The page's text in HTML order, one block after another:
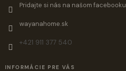
Pridajte si nás na našom facebooku
wayanahome.sk
+421 911 377 540
INFORMÁCIE PRE VÁS